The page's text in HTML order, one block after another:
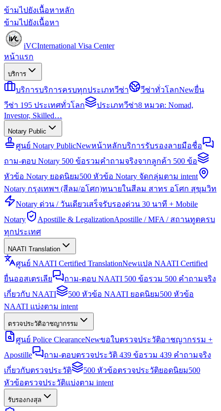
ข้ามไปยังเนื้อหาหลัก
ข้ามไปยังเนื้อหา
iVCInternational Visa Center
หน้าแรก
บริการ
บริการบริการครบทุกประเภทวีซ่า วีซ่าทั่วโลกNewยื่น
วีซ่า 195 ประเทศทั่วโลก
ประเภทวีซ่า8 หมวด: Nomad,
Investor, Skilled…
Notary Public
ศูนย์ Notary PublicNewหน้าหลักบริการรับรองลายมือชื่อ
ถาม-ตอบ Notary 500 ข้อรวมคำถามจริงจากลูกค้า 500 ข้อ
หัวข้อ Notary ยอดนิยม500 หัวข้อ Notary จัดกลุ่มตาม intent
Notary กรุงเทพฯ (สีลม/อโศก)ทนายในสีลม สาทร อโศก สุขุมวิท
Notary ด่วน / วันเดียวเสร็จรับรองด่วน 30 นาที + Mobile
Notary
Apostille & LegalizationApostille / MFA / สถานทูตครบ
ทุกประเทศ
NAATI Translation
ศูนย์ NAATI Certified TranslationNewแปล NAATI Certified
ยื่นออสเตรเลีย
ถาม-ตอบ NAATI 500 ข้อรวม 500 คำถามจริง
เกี่ยวกับ NAATI
500 หัวข้อ NAATI ยอดนิยม500 หัวข้อ
NAATI แบ่งตาม intent
ตรวจประวัติอาชญากรรม
ศูนย์ Police ClearanceNewขอใบตรวจประวัติอาชญากรรม +
Apostille
ถาม-ตอบตรวจประวัติ 439 ข้อรวม 439 คำถามจริง
เกี่ยวกับตรวจประวัติ
500 หัวข้อตรวจประวัติยอดนิยม500
หัวข้อตรวจประวัติแบ่งตาม intent
รับรองกงสุล